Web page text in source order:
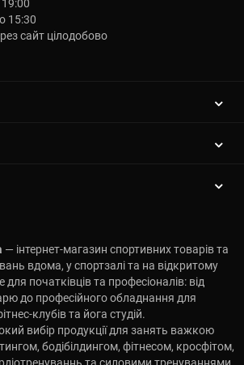
15:30
сайт цілодобово
— інтернет-магазин спортивних товарів та
вдома, у спортзалі та на відкритому
для початківців та професіоналів: від
до професійного обладнання для
клубів та йога студій.
вибір продукції для занять важкою
бодібілдингом, фітнесом, кросфітом,